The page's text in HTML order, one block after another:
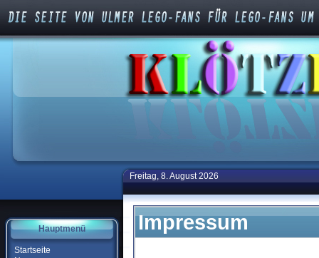
Hauptmenü
Startseite
Freitag, 8. August 2026
Impressum